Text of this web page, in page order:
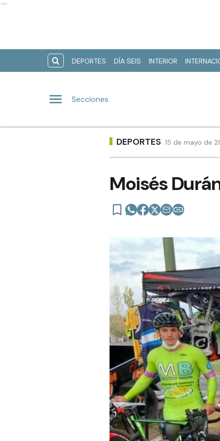
Ads
DEPORTES DÍA SEIS INTERIOR
Secciones
DEPORTES 15 de mayo de
Moisés